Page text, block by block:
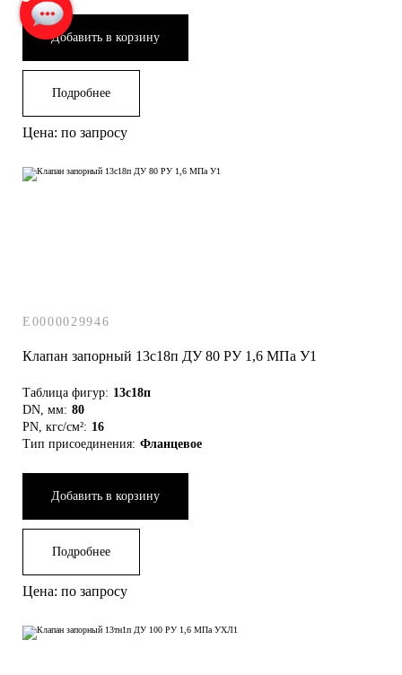
Добавить в корзину
Подробнее
Цена: по запросу
E0000029946
Клапан запорный 13с18п ДУ 80 РУ 1,6 МПа У1
Таблица фигур: 13с18п
DN, мм: 80
PN, кгс/см²: 16
Тип присоединения: Фланцевое
Добавить в корзину
Подробнее
Цена: по запросу
Введите сообщение